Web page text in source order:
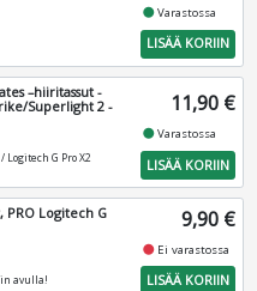
fiber_manual_recordVarastossa
LISÄÄ KORIIN
–hiiritassut -
Superlight 2 -
Logitech G Pro X2
11,90 €
fiber_manual_recordVarastossa
LISÄÄ KORIIN
PRO Logitech G
avulla!
9,90 €
fiber_manual_record Ei varastossa
LISÄÄ KORIIN